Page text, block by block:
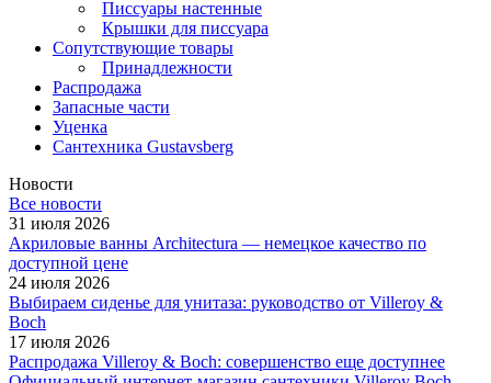
Писсуары настенные
Крышки для писсуара
Сопутствующие товары
Принадлежности
Распродажа
Запасные части
Уценка
Сантехника Gustavsberg
Новости
Все новости
31 июля 2026
Акриловые ванны Architectura — немецкое качество по
доступной цене
24 июля 2026
Выбираем сиденье для унитаза: руководство от Villeroy &
Boch
17 июля 2026
Распродажа Villeroy & Boch: совершенство еще доступнее